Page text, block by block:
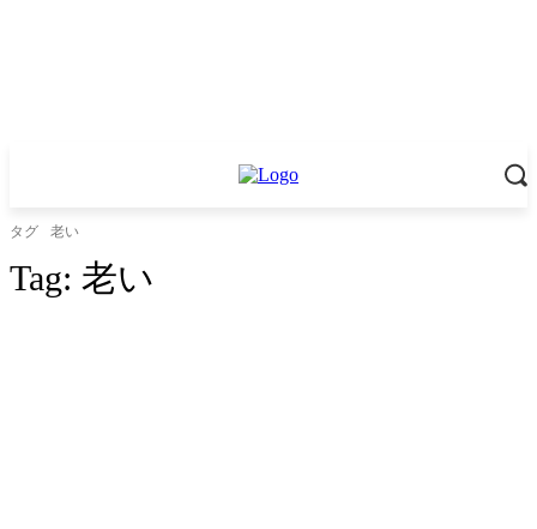
タグ 老い
Tag: 老い